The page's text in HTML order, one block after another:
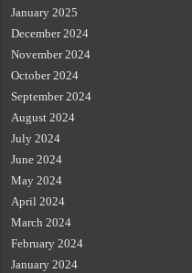
January 2025
December 2024
November 2024
October 2024
September 2024
August 2024
July 2024
June 2024
May 2024
April 2024
March 2024
February 2024
January 2024